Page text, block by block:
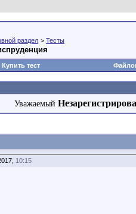
раздел > Тесты
Купить тест
Уважаемый
10:15